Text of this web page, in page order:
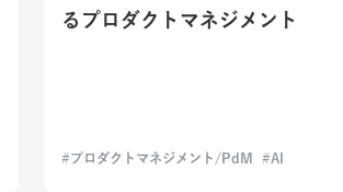
るプロダクトマネジメント
プロダクトマネジメント/PdM AI